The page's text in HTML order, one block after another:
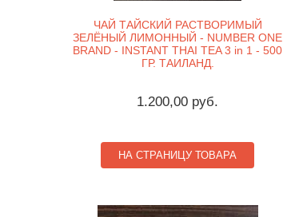
ЧАЙ ТАЙСКИЙ РАСТВОРИМЫЙ
ЗЕЛЁНЫЙ ЛИМОННЫЙ - NUMBER ONE
BRAND - INSTANT THAI TEA 3 in 1 - 500
ГР. ТАИЛАНД.
1.200,00 руб.
НА СТРАНИЦУ ТОВАРА